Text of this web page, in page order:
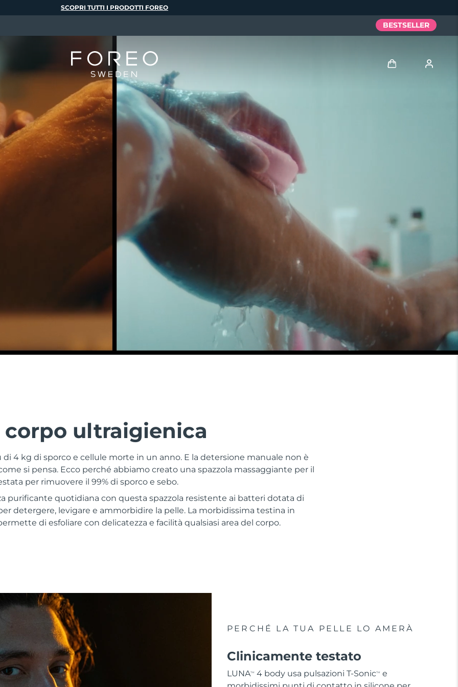
corpo ultraigienica
di 4 kg di sporco e cellule morte in un anno. E la detersione manuale non è
si pensa. Ecco perché abbiamo creato una spazzola massaggiante per il
per rimuovere il 99% di sporco e sebo.
purificante quotidiana con questa spazzola resistente ai batteri dotata di
detergere, levigare e ammorbidire la pelle. La morbidissima testina in
di esfoliare con delicatezza e facilità qualsiasi area del corpo.
PERCHÉ LA TUA PELLE LO AMERÀ
Clinicamente testato
LUNATM 4 body usa pulsazioni T-SonicTM
e
SCOPRI TUTTI I PRODOTTI FOREO
BESTSELLER
I miei abbonamenti